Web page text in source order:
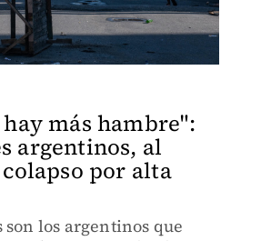
hay más hambre":
argentinos, al
por alta
son los argentinos que